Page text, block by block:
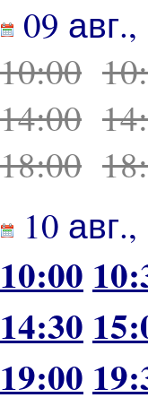
09
10:00
14:00
18:00
10
10:00
14:30
19:00